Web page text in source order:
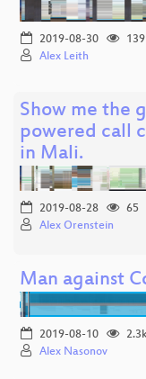
2019-08-30
139
Alex Leith
Show me the
powered call
in Mali.
2019-08-28
65
Alex Orenstein
Man against
2019-08-10
Alex Nasonov